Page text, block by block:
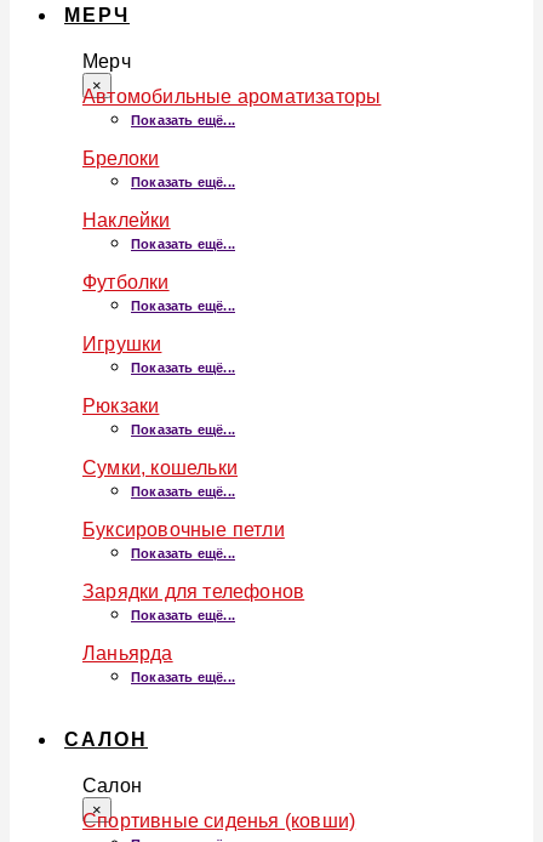
МЕРЧ
Мерч
×
Автомобильные ароматизаторы
Показать ещё...
Брелоки
Показать ещё...
Наклейки
Показать ещё...
Футболки
Показать ещё...
Игрушки
Показать ещё...
Рюкзаки
Показать ещё...
Сумки, кошельки
Показать ещё...
Буксировочные петли
Показать ещё...
Зарядки для телефонов
Показать ещё...
Ланьярда
Показать ещё...
САЛОН
Салон
×
Спортивные сиденья (ковши)